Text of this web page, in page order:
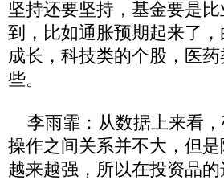
坚持还要坚持，基金要是
到，比如通胀预期起来了
成长，科技类的个股，医
些。
李雨霏：从数据上来看
操作之间关系并不大，但
越来越强，所以在投资品